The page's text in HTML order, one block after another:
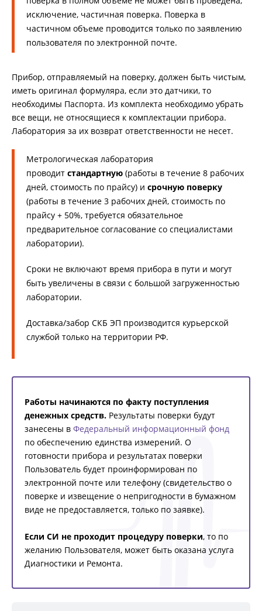
исключение, частичная поверка. Поверка в
частичном объеме проводится только по заявлению
пользователя по электронной почте.
Прибор, отправляемый на поверку, должен быть чистым,
иметь оригинал формуляра, если это датчики, то
необходимы Паспорта. Из комплекта необходимо убрать
все вещи, не относящиеся к комплектации прибора.
Лаборатория за их возврат ответственности не несет.
Метрологическая лаборатория
проводит стандартную (работы в течение 8 рабочих
дней, стоимость по прайсу) и срочную поверку
(работы в течение 3 рабочих дней, стоимость по
прайсу + 50%, требуется обязательное
предварительное согласование со специалистами
лаборатории).
Сроки не включают время прибора в пути и могут
быть увеличены в связи c большой загруженностью
лаборатории.
Доставка/забор СКБ ЭП производится курьерской
службой только на территории РФ.
Работы начинаются по факту поступления
денежных средств. Результаты поверки будут
занесены в Федеральный информационный фонд
по обеспечению единства измерений. О
готовности прибора и результатах поверки
Пользователь будет проинформирован по
электронной почте или телефону (свидетельство о
поверке и извещение о непригодности в бумажном
виде не предоставляется, только по заявке).
Если СИ не проходит процедуру поверки, то по
желанию Пользователя, может быть оказана услуга
Диагностики и Ремонта.